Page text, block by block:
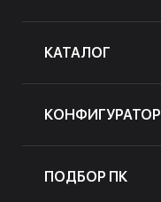
КАТАЛОГ
КОНФИГУРАТОР
ПОДБОР ПК